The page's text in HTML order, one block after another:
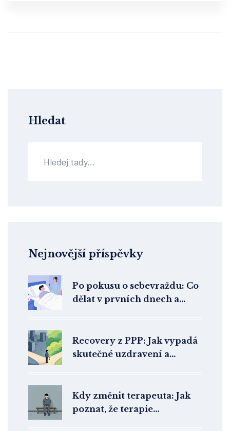
Hledat
Nejnovější příspěvky
Po pokusu o sebevraždu: Co
dělat v prvních dnech a
Recovery z PPP: Jak vypadá
skutečné uzdravení a
Kdy změnit terapeuta: Jak
poznat, že terapie